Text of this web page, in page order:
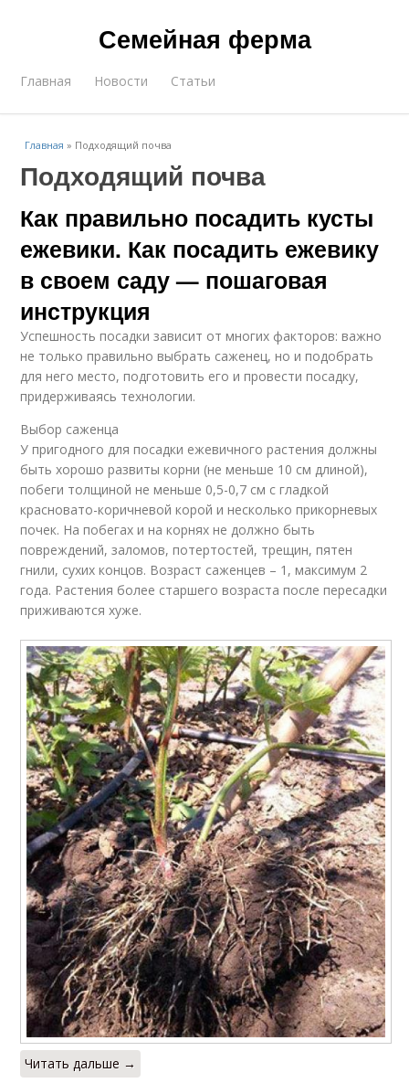
Семейная ферма
Главная Новости Статьи
Главная » Подходящий почва
Подходящий почва
Как правильно посадить кусты
ежевики. Как посадить ежевику
в своем саду — пошаговая
инструкция
Успешность посадки зависит от многих факторов: важно
не только правильно выбрать саженец, но и подобрать
для него место, подготовить его и провести посадку,
придерживаясь технологии.
Выбор саженца
У пригодного для посадки ежевичного растения должны
быть хорошо развиты корни (не меньше 10 см длиной),
побеги толщиной не меньше 0,5-0,7 см с гладкой
красновато-коричневой корой и несколько прикорневых
почек. На побегах и на корнях не должно быть
повреждений, заломов, потертостей, трещин, пятен
гнили, сухих концов. Возраст саженцев – 1, максимум 2
года. Растения более старшего возраста после пересадки
приживаются хуже.
Читать дальше →